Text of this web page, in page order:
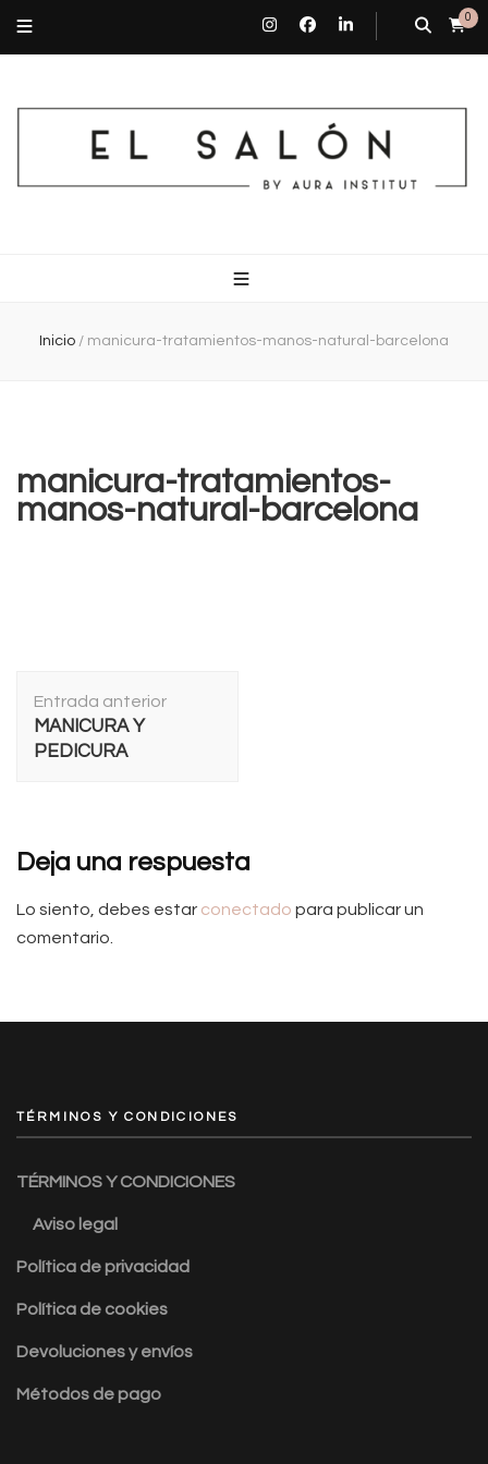
0
Inicio / manicura-tratamientos-manos-natural-barcelona
manicura-tratamientos-
manos-natural-barcelona
de
entradas
Entrada anterior
MANICURA Y
PEDICURA
Deja una respuesta
Lo siento, debes estar conectado para publicar un
comentario.
TÉRMINOS Y CONDICIONES
TÉRMINOS Y CONDICIONES
Aviso legal
Política de privacidad
Política de cookies
Devoluciones y envíos
Métodos de pago